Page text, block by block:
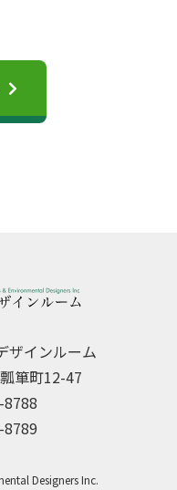
ザインルーム
箪町12-47
8789
Designers Inc.